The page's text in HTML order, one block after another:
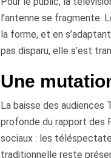
l’antenne se fragmente.
la forme, et en
pas disparu, elle s’est
Une
La baisse des audiences
profonde du rapport des
sociaux : les
traditionnelle reste